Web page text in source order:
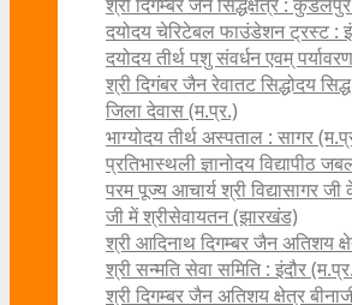
दयोदय चेरिटेबल फाउंडेशन ट्रस्ट :
दयोदय तीर्थ पशु संवर्धन एवम्‌
श्री दिगंबर जैन रेवातट सिद्धोदय
जिला देवास (म.प्र.)
भाग्योदय तीर्थ अस्पताल : सागर
प्रतिभास्थली ज्ञानोदय विद्यापीठ
परम पूज्य आचार्य श्री विद्यासागर
जी में श्रीसेवायतन (झारखंड)
श्री आदिनाथ दिगम्बर जैन अतिशय
श्री सन्मति सेवा समिति : इंदौर
श्री दिगम्बर जैन अतिशय क्षेत्र